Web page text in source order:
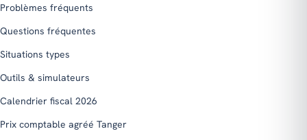
Problèmes fréquents
Questions fréquentes
Situations types
Outils & simulateurs
Calendrier fiscal 2026
Prix comptable agréé Tanger